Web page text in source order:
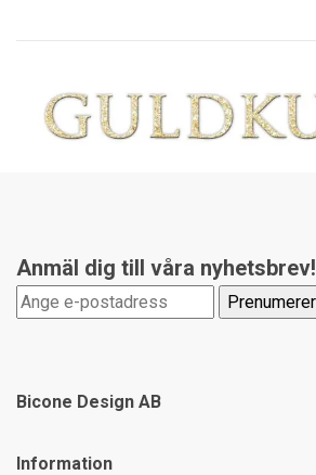
Anmäl dig till våra nyhetsbrev!
Bicone Design AB
Information